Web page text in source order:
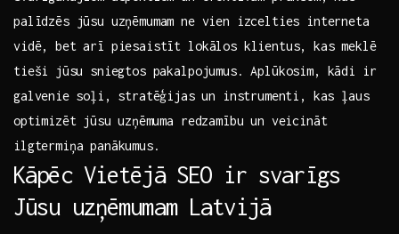
palīdzēs jūsu uzņēmumam⁤ ne vien izcelties interneta
vidē, bet arī piesaistīt ‍lokālos klientus, kas meklē
tieši⁣ jūsu sniegtos pakalpojumus. Aplūkosim, kādi ir
galvenie⁤ soļi, stratēģijas⁢ un instrumenti, kas ļaus
⁢optimizēt ⁤jūsu uzņēmuma redzamību ‍un veicināt
ilgtermiņa ​panākumus.
Kāpēc Vietējā ⁢SEO ir svarīgs
Jūsu uzņēmumam Latvijā